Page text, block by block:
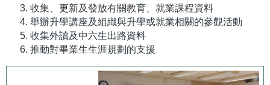
收集、更新及發放有關教育、就業課程資料
舉辦升學講座及組織與升學或就業相關的參觀活動
收集外讀及中六生出路資料
推動對畢業生生涯規劃的支援